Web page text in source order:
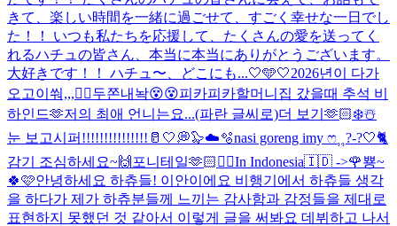
きて、楽しい時間を一緒に過ごせて、すごく幸せな一日でし
た！！ いつも私たちを応援して、たくさんの愛を送ってく
れるハチュの皆さん、本当に本当にありがとうございます。
大好きです！！ ハチュ〜、どこにも...🤍🩵🤍2026년이 다가
오고이쒀,,,❤️‍🔥두쫀내놕😵😵피카피카할머니집 갔을때 추석 비
하인드🫶저의 최애 언니는요...(파란 글씨로)더 보기 🫶🏻❄️☃️
눈 보고시퍼!!!!!!!!!!!!!!! 🥛🤍💭🦭☁️🫧nasi goreng imy ෆ⸒⸒ ?-?🤍🐈
감기 조심하세요~🙌 포니테일🫶🏻❤️‍🔥In Indonesia🇮🇩 ->🌹뿅~
🍀🩷안녕하세요 하츄들! 이안이에요 비행기에서 하츄들 생각
을 하다가 제가 하츄분들께 느끼는 감사함과 감정들을 제대로
표현하지 못했던 것 같아서 이렇게 글을 써봐요 데뷔하고 나서